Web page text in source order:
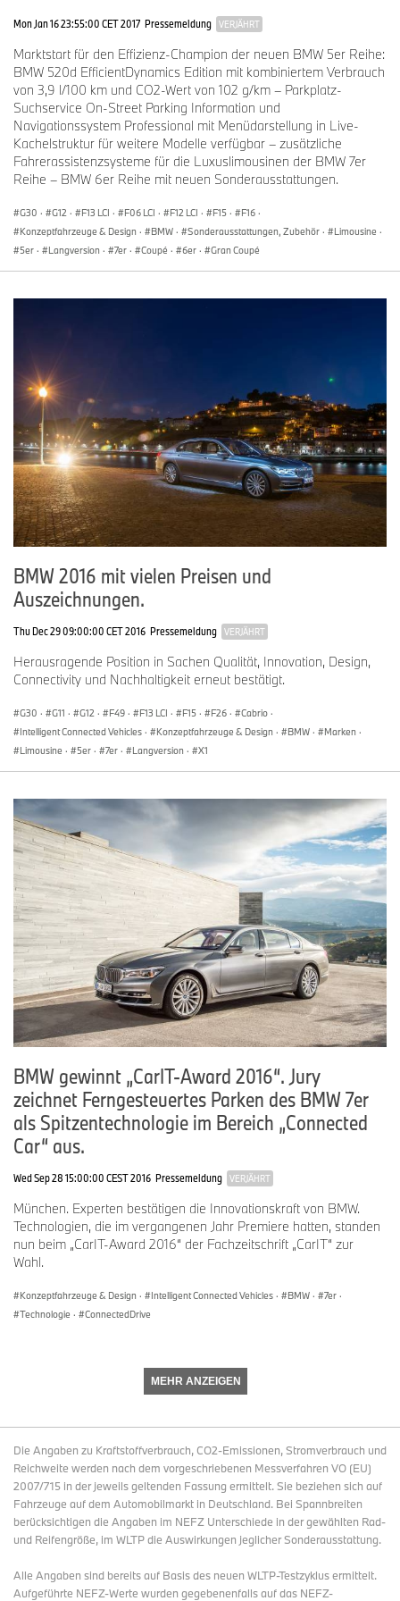
vernetzt und neue Produktionen fördert.
Mon Jan 16 23:55:00 CET 2017 Pressemeldung VERJÄHRT
Marktstart für den Effizienz-Champion der neuen BMW 5er Reihe:
BMW 520d EfficientDynamics Edition mit kombiniertem Verbrauch
von 3,9 l/100 km und CO2-Wert von 102 g/km – Parkplatz-
Suchservice On-Street Parking Information und
Navigationssystem Professional mit Menüdarstellung in Live-
Kachelstruktur für weitere Modelle verfügbar – zusätzliche
Fahrerassistenzsysteme für die Luxuslimousinen der BMW 7er
Reihe – BMW 6er Reihe mit neuen Sonderausstattungen.
G30 · G12 · F13 LCI · F06 LCI · F12 LCI · F15 · F16 ·
Konzeptfahrzeuge & Design · BMW · Sonderausstattungen, Zubehör · Limousine ·
5er · Langversion · 7er · Coupé · 6er · Gran Coupé
BMW 2016 mit vielen Preisen und
Auszeichnungen.
Thu Dec 29 09:00:00 CET 2016 Pressemeldung VERJÄHRT
Herausragende Position in Sachen Qualität, Innovation, Design,
Connectivity und Nachhaltigkeit erneut bestätigt.
G30 · G11 · G12 · F49 · F13 LCI · F15 · F26 · Cabrio ·
Intelligent Connected Vehicles · Konzeptfahrzeuge & Design · BMW · Marken ·
Limousine · 5er · 7er · Langversion · X1
BMW gewinnt „CarIT-Award 2016“. Jury
zeichnet Ferngesteuertes Parken des BMW 7er
als Spitzentechnologie im Bereich „Connected
Car“ aus.
Wed Sep 28 15:00:00 CEST 2016 Pressemeldung VERJÄHRT
München. Experten bestätigen die Innovationskraft von BMW.
Technologien, die im vergangenen Jahr Premiere hatten, standen
nun beim „CarIT-Award 2016“ der Fachzeitschrift „CarIT“ zur
Wahl.
Konzeptfahrzeuge & Design · Intelligent Connected Vehicles · BMW · 7er ·
Technologie · ConnectedDrive
MEHR ANZEIGEN
Die Angaben zu Kraftstoffverbrauch, CO2-Emissionen, Stromverbrauch und
Reichweite werden nach dem vorgeschriebenen Messverfahren VO (EU)
2007/715 in der jeweils geltenden Fassung ermittelt. Sie beziehen sich auf
Fahrzeuge auf dem Automobilmarkt in Deutschland. Bei Spannbreiten
berücksichtigen die Angaben im NEFZ Unterschiede in der gewählten Rad-
und Reifengröße, im WLTP die Auswirkungen jeglicher Sonderausstattung.
Alle Angaben sind bereits auf Basis des neuen WLTP-Testzyklus ermittelt.
Aufgeführte NEFZ-Werte wurden gegebenenfalls auf das NEFZ-